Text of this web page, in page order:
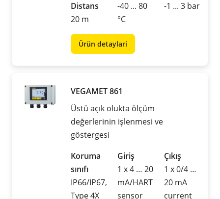
Distans
20 m
-40 ... 80
°C
-1 ... 3 bar
Ürün detaylari
VEGAMET 861
Üstü açık olukta ölçüm
değerlerinin işlenmesi ve
göstergesi
Koruma
sınıfı
IP66/IP67,
Type 4X
Giriş
1 x 4 … 20
mA/HART
sensor
Çıkış
1 x 0/4 …
20 mA
current